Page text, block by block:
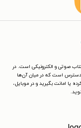
صوتی و الکترونیکی است. در
دسترس است که در میان آن‌ها
یا امانت بگیرید و در موبایل،